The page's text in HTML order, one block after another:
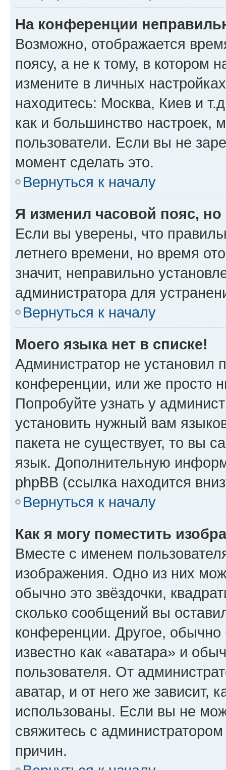
На конференции
Возможно, отображается
поясу, а не к тому, в котором
измените в личных
находитесь: Москва, Киев и
как и большинство настроек,
пользователи. Если вы не
момент сделать это.
Вернуться к началу
Я изменил часовой пояс,
Если вы уверены, что
летнего времени, но время
значит, неправильно
администратора для
Вернуться к началу
Моего языка нет в списке!
Администратор не установил
конференции, или же просто
Попробуйте узнать у
установить нужный вам
пакета не существует, то вы
язык. Дополнительную
phpBB (ссылка находится
Вернуться к началу
Как я могу поместить
Вместе с именем
изображения. Одно из них
обычно это звёздочки,
сколько сообщений вы
конференции. Другое,
известно как «аватара» и
пользователя. От
аватар, и от него же зависит,
использованы. Если вы не
свяжитесь с
причин.